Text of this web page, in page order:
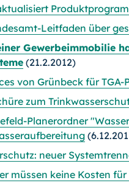
Leitfaden über
Gewerbeimmobilie
(21.2.2012)
von Grünbeck für
zum
Planerordner
neuer
müssen keine Kosten